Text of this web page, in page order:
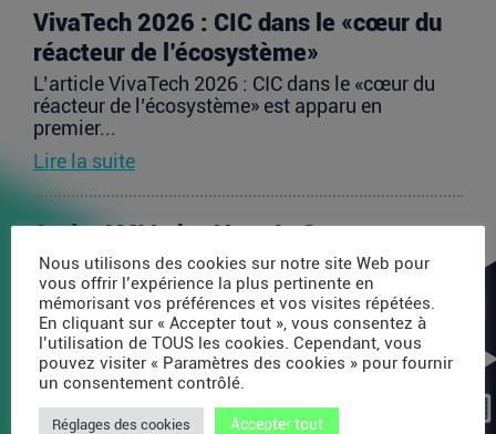
VivaTech 2026 : CIC dans le «cœur du
réacteur de l’écosystème»
L’article VivaTech 2026 : CIC dans le «cœur du
réacteur de l’écosystème» est apparu en
premier...
Lire la suite
Après AMI Labs, Yann LeCun veut
lancer un fonds de 200 millions d’euros
dédié à l’IA
L’article Après AMI Labs, Yann LeCun veut lancer
un fonds de 200 millions d’euros dédié à l’IA
est...
Lire la suite
Nous utilisons des cookies sur notre site Web pour
vous offrir l’expérience la plus pertinente en
mémorisant vos préférences et vos visites répétées.
En cliquant sur « Accepter tout », vous consentez à
l’utilisation de TOUS les cookies. Cependant, vous
pouvez visiter « Paramètres des cookies » pour fournir
un consentement contrôlé.
Réglages des cookies Accepter tout